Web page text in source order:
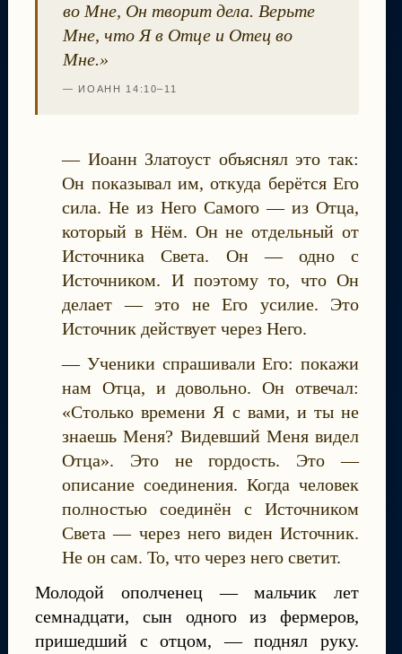
во Мне, Он творит дела. Верьте
Мне, что Я в Отце и Отец во
Мне.»
— ИОАНН 14:10–11
— Иоанн Златоуст объяснял это так:
Он показывал им, откуда берётся Его
сила. Не из Него Самого — из Отца,
который в Нём. Он не отдельный от
Источника Света. Он — одно с
Источником. И поэтому то, что Он
делает — это не Его усилие. Это
Источник действует через Него.
— Ученики спрашивали Его: покажи
нам Отца, и довольно. Он отвечал:
«Столько времени Я с вами, и ты не
знаешь Меня? Видевший Меня видел
Отца». Это не гордость. Это —
описание соединения. Когда человек
полностью соединён с Источником
Света — через него виден Источник.
Не он сам. То, что через него светит.
Молодой ополченец — мальчик лет
семнадцати, сын одного из фермеров,
пришедший с отцом, — поднял руку.